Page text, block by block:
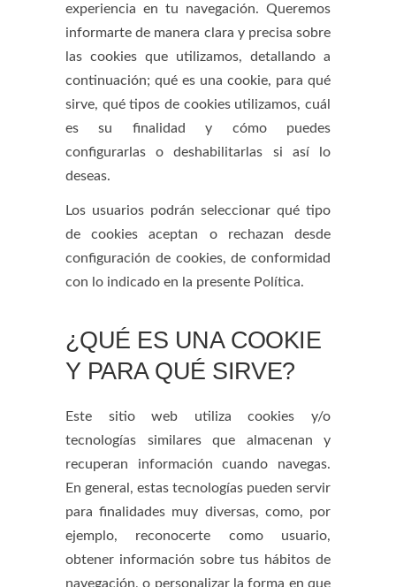
experiencia en tu navegación. Queremos
informarte de manera clara y precisa sobre
las cookies que utilizamos, detallando a
continuación; qué es una cookie, para qué
sirve, qué tipos de cookies utilizamos, cuál
es su finalidad y cómo puedes
configurarlas o deshabilitarlas si así lo
deseas.
Los usuarios podrán seleccionar qué tipo
de cookies aceptan o rechazan desde
configuración de cookies, de conformidad
con lo indicado en la presente Política.
¿QUÉ ES UNA COOKIE
Y PARA QUÉ SIRVE?
Este sitio web utiliza cookies y/o
tecnologías similares que almacenan y
recuperan información cuando navegas.
En general, estas tecnologías pueden servir
para finalidades muy diversas, como, por
ejemplo, reconocerte como usuario,
obtener información sobre tus hábitos de
navegación, o personalizar la forma en que